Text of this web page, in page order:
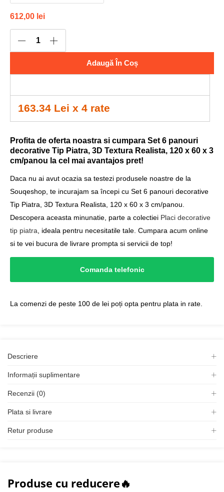
612,00 lei
Adaugă În Coș
163.34 Lei x 4 rate
Profita de oferta noastra si cumpara Set 6 panouri
decorative Tip Piatra, 3D Textura Realista, 120 x 60 x 3
cm/panou la cel mai avantajos pret!
Daca nu ai avut ocazia sa testezi produsele noastre de la
Souqeshop, te incurajam sa începi cu Set 6 panouri decorative
Tip Piatra, 3D Textura Realista, 120 x 60 x 3 cm/panou.
Descopera aceasta minunatie, parte a colectiei Placi decorative
tip piatra , ideala pentru necesitatile tale. Cumpara acum online
si te vei bucura de livrare prompta si servicii de top!
Comanda telefonic
La comenzi de peste 100 de lei poți opta pentru plata in rate.
Descriere
Informații suplimentare
Recenzii (0)
Plata si livrare
Retur produse
Produse cu reducere🔥